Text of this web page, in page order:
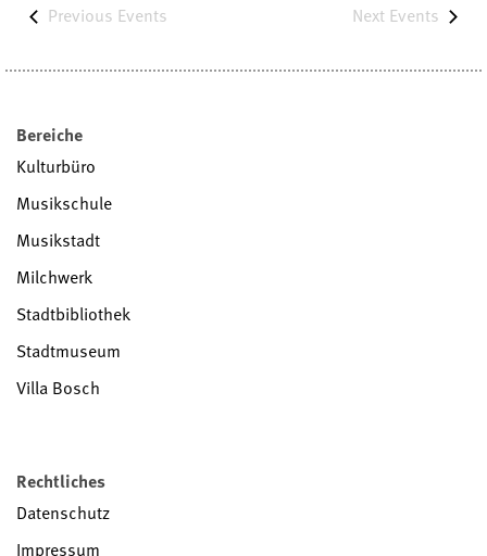
Previous Events Next Events
Bereiche
Kulturbüro
Musikschule
Musikstadt
Milchwerk
Stadtbibliothek
Stadtmuseum
Villa Bosch
Rechtliches
Datenschutz
Impressum